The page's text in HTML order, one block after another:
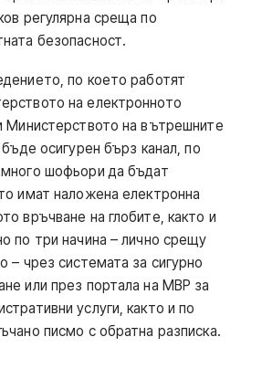
регулярна среща по
безопасност.
по което работят
на електронното
Министерството на вътрешните
осигурен бърз канал, по
шофьори да бъдат
имат наложена електронна
връчване на глобите, както и
по три начина – лично срещу
– чрез системата за сигурно
или през портала на МВР за
услуги, както и по
писмо с обратна разписка.